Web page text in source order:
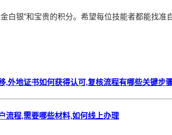
白银”和宝贵的积分。希望每位技能者都能找准
,外地证书如何获得认可,复核流程有哪些关键步
流程,需要哪些材料,如何线上办理